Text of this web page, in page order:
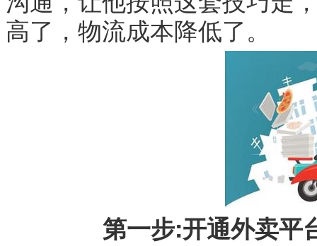
高了，物流成本降低了。
第一步:开通外卖平